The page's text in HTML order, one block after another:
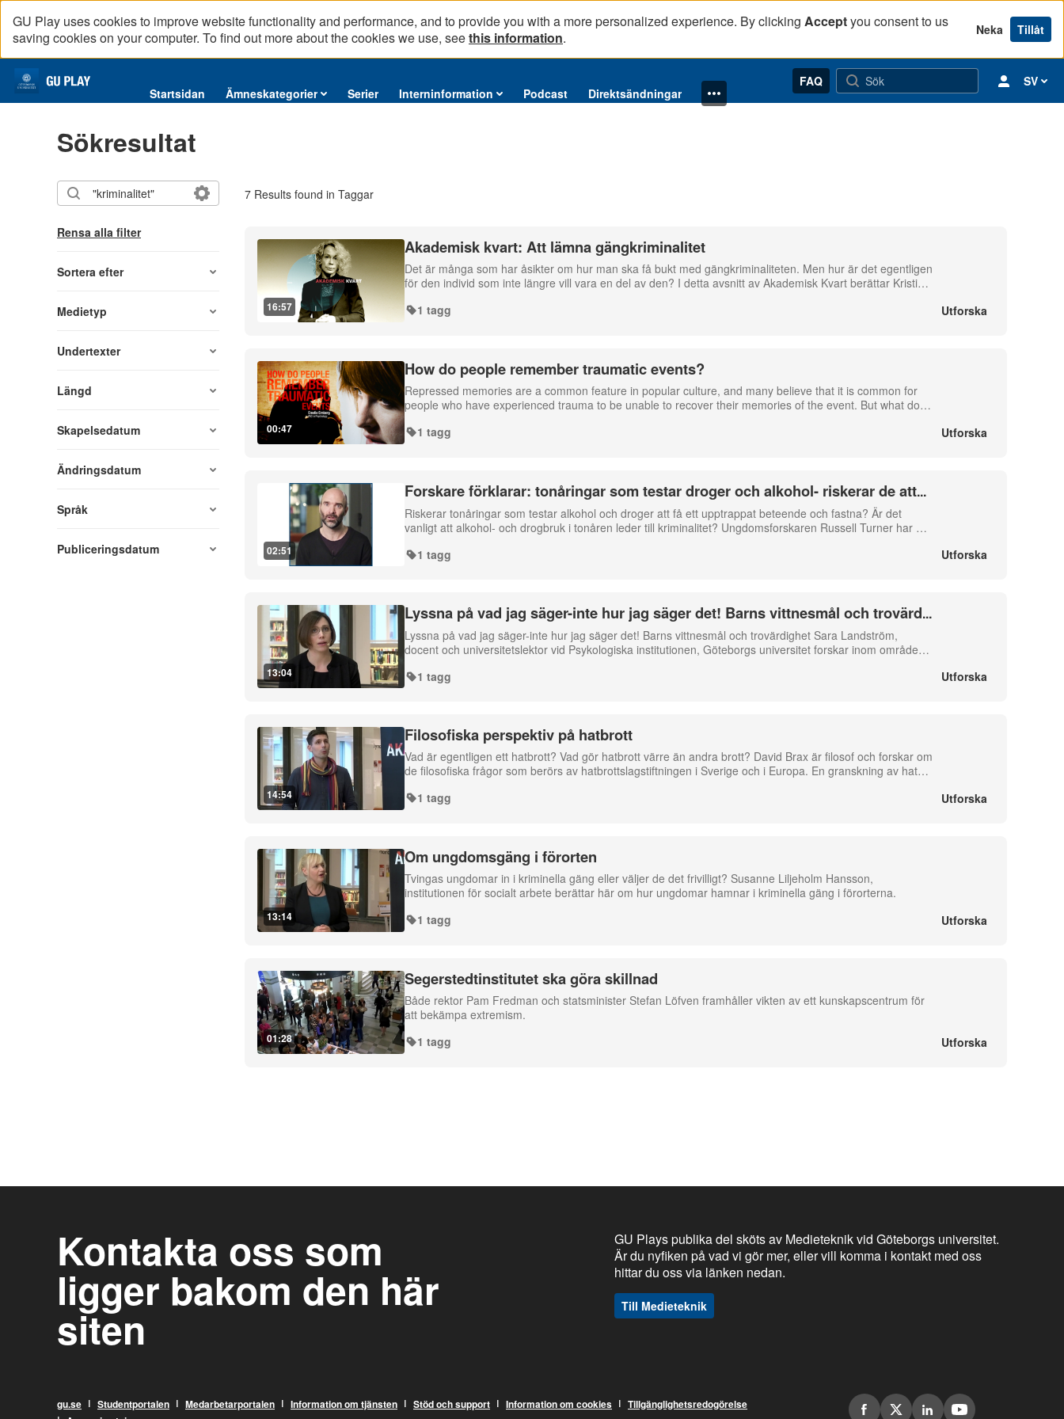
GU Play uses cookies to improve website functionality and performance, and to provide you with a more personalized experience. By clicking Acceptyou consent to us
saving cookies on your computer. To find out more about the cookies we use, seethis information. Neka Tillåt
Startsidan
Serier
Podcast
English content
Startsidan Ämneskategorier Serier Interninformation Podcast Direktsändningar
FAQ SV
Sökresultat
Rensa alla filter
Sortera efter
Medietyp
Undertexter
Längd
Skapelsedatum
Ändringsdatum
Språk
Publiceringsdatum
7 Results found in Taggar
16:57
Akademisk kvart: Att lämna gängkriminalitet
Det är många som har åsikter om hur man ska få bukt med gängkriminaliteten. Men hur är det egentligen
för den individ som inte längre vill vara en del av den? I detta avsnitt av Akademisk Kvart berättar Kristi…
1 tagg
Utforska
00:47
How do people remember traumatic events?
Repressed memories are a common feature in popular culture, and many believe that it is common for
people who have experienced trauma to be unable to recover their memories of the event. But what do…
1 tagg
Utforska
02:51
Forskare förklarar: tonåringar som testar droger och alkohol- riskerar de att...
Riskerar tonåringar som testar alkohol och droger att få ett upptrappat beteende och fastna? Är det
vanligt att alkohol- och drogbruk i tonåren leder till kriminalitet? Ungdomsforskaren Russell Turner har …
1 tagg
Utforska
13:04
Lyssna på vad jag säger-inte hur jag säger det! Barns vittnesmål och trovärd...
Lyssna på vad jag säger-inte hur jag säger det! Barns vittnesmål och trovärdighet Sara Landström,
docent och universitetslektor vid Psykologiska institutionen, Göteborgs universitet forskar inom område…
1 tagg
Utforska
14:54
Filosofiska perspektiv på hatbrott
Vad är egentligen ett hatbrott? Vad gör hatbrott värre än andra brott? David Brax är filosof och forskar om
de filosofiska frågor som berörs av hatbrottslagstiftningen i Sverige och i Europa. En granskning av hat…
1 tagg
Utforska
13:14
Om ungdomsgäng i förorten
Tvingas ungdomar in i kriminella gäng eller väljer de det frivilligt? Susanne Liljeholm Hansson,
institutionen för socialt arbete berättar här om hur ungdomar hamnar i kriminella gäng i förorterna.
1 tagg
Utforska
01:28
Segerstedtinstitutet ska göra skillnad
Både rektor Pam Fredman och statsminister Stefan Löfven framhåller vikten av ett kunskapscentrum för
att bekämpa extremism.
1 tagg
Utforska
Kontakta oss som
ligger bakom den här
siten
GU Plays publika del sköts av Medieteknik vid Göteborgs universitet.
Är du nyfiken på vad vi gör mer, eller vill komma i kontakt med oss
hittar du oss via länken nedan.
Till Medieteknik
gu.se ı Studentportalen ı Medarbetarportalen ı Information om tjänsten ı Stöd och support ı Information om cookies ı Tillgänglighetsredogörelse